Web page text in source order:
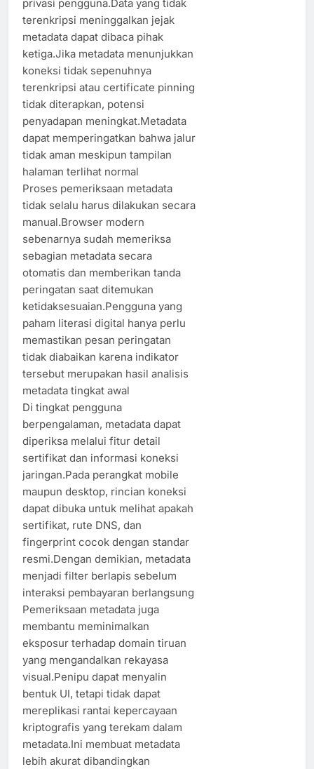
privasi pengguna.Data yang tidak
terenkripsi meninggalkan jejak
metadata dapat dibaca pihak
ketiga.Jika metadata menunjukkan
koneksi tidak sepenuhnya
terenkripsi atau certificate pinning
tidak diterapkan, potensi
penyadapan meningkat.Metadata
dapat memperingatkan bahwa jalur
tidak aman meskipun tampilan
halaman terlihat normal
Proses pemeriksaan metadata
tidak selalu harus dilakukan secara
manual.Browser modern
sebenarnya sudah memeriksa
sebagian metadata secara
otomatis dan memberikan tanda
peringatan saat ditemukan
ketidaksesuaian.Pengguna yang
paham literasi digital hanya perlu
memastikan pesan peringatan
tidak diabaikan karena indikator
tersebut merupakan hasil analisis
metadata tingkat awal
Di tingkat pengguna
berpengalaman, metadata dapat
diperiksa melalui fitur detail
sertifikat dan informasi koneksi
jaringan.Pada perangkat mobile
maupun desktop, rincian koneksi
dapat dibuka untuk melihat apakah
sertifikat, rute DNS, dan
fingerprint cocok dengan standar
resmi.Dengan demikian, metadata
menjadi filter berlapis sebelum
interaksi pembayaran berlangsung
Pemeriksaan metadata juga
membantu meminimalkan
eksposur terhadap domain tiruan
yang mengandalkan rekayasa
visual.Penipu dapat menyalin
bentuk UI, tetapi tidak dapat
mereplikasi rantai kepercayaan
kriptografis yang terekam dalam
metadata.Ini membuat metadata
lebih akurat dibandingkan